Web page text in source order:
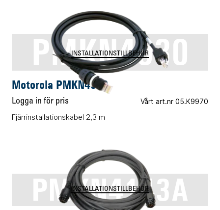
PMKN4030
INSTALLATIONSTILLBEHÖR
Motorola PMKN4030
Logga in för pris Vårt art.nr 05.K9970
Fjärrinstallationskabel 2,3 m
PMKN4143A
INSTALLATIONSTILLBEHÖR